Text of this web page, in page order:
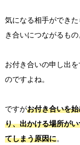
気になる相手ができ
き合いにつながるもの
お付き合いの申し出
のですよね。
ですがお付き合いを
り、出かける場所が
てしまう原因に。